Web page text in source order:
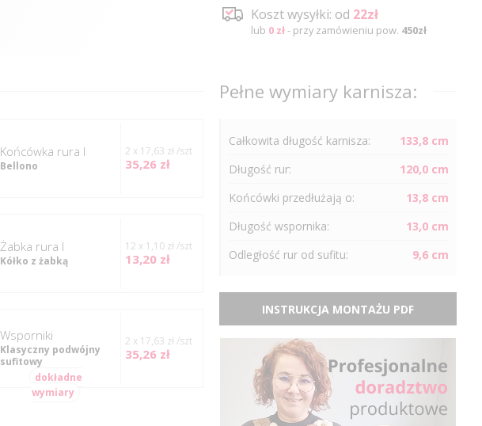
Koszt wysyłki: od 22zł
lub 0 zł- przy zamówieniu pow. 450zł
Końcówka rura I
Bellono
2 x 17,63 zł /szt
35,26 zł
Żabka rura I
Kółko z żabką
12 x 1,10 zł /szt
13,20 zł
Wsporniki
Klasyczny podwójny
sufitowy
2 x 17,63 zł /szt
35,26 zł
dokładne
wymiary
Pełne wymiary karnisza:
Całkowita długość karnisza:
133,8 cm
Długość rur:
120,0 cm
Końcówki przedłużają o:
13,8 cm
Długość wspornika:
13,0 cm
Odległość rur od sufitu: 9,6 cm
INSTRUKCJA MONTAŻU PDF